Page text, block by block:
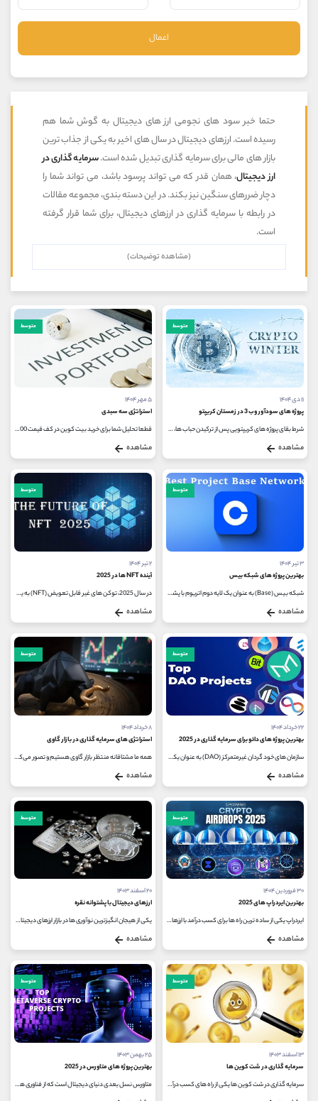
اعمال
حتما خبر سود های نجومی ارز های دیجیتال به گوش شما هم
رسیده است. ارزهای دیجیتال در سال های اخیر به یکی از جذاب ترین
بازار های مالی برای سرمایه گذاری تبدیل شده است.سرمایه گذاری در
ارز دیجیتال، همان قدر که می تواند پرسود باشد، می تواند شما را
دچار ضررهای سنگین نیز بکند. در این دسته بندی، مجموعه مقالات
در رابطه با سرمایه گذاری در ارزهای دیجیتال، برای شما قرار گرفته
است.
(مشاهده توضیحات)
متوسط
۱۱ دی ۱۴۰۴
پروژه های سودآور وب 3 در زمستان کریپتو
شرط بقای پروژه‌ های کریپتویی پس از ترکیدن حباب ‌ها، عبور از آزمون درآمدزایی واقعی است؛ جایی که روایت‌ های صرف و ارزش‌...
مشاهده
متوسط
۵ مهر ۱۴۰۴
استراتژی سه سبدی
قطعا تحلیل شما برای خرید بیت‌ کوین در کف قیمت 45000 دلاری هوشمندانه بود اما استراتژی سه سبدی را فراموش کردید. شما تمام پس...
مشاهده
متوسط
۳ تیر ۱۴۰۴
بهترین پروژه های شبکه بیس
شبکه بیس (Base) به عنوان یک لایه دوم اتریوم با پشتیبانی کوین بیس (Coinbase)، به یکی از پلتفرم ‌های جذاب در فضای دیفای (DeFi) تبدیل شده...
مشاهده
متوسط
۲ تیر ۱۴۰۴
آینده NFT ها در 2025
در سال 2025، توکن‌ های غیر قابل تعویض (NFT) به یکی از محورهای اصلی تحول در فناوری و اقتصاد دیجیتال تبدیل شده ‌اند. پس از رشد...
مشاهده
متوسط
۲۲ خرداد ۱۴۰۴
بهترین پروژه های دائو برای سرمایه گذاری در 2025
سازمان ‌های خود گردان غیرمتمرکز (DAO) به ‌عنوان یکی از پیشرفته‌ ترین نوآوری‌ های حوزه بلاک چین، تحول بزرگی در شیوه مشارکت...
مشاهده
متوسط
۸ خرداد ۱۴۰۴
استراتژی های سرمایه گذاری در بازار گاوی
همه ما مشتاقانه منتظر بازار گاوی هستیم و تصور می‌کنیم با شروع آن، حداکثر سود را به دست خواهیم آورد اما باید توجه داشت...
مشاهده
متوسط
۳۰ فروردین ۱۴۰۴
بهترین ایردراپ های 2025
ایردراپ یکی از ساده ترین راه ها برای کسب درآمد با ارزهای دیجیتال است. بسیاری از پروژه ها، ارزهای رمزنگاری شده بومی خود را به...
مشاهده
متوسط
۲۰ اسفند ۱۴۰۳
ارزهای دیجیتال با پشتوانه نقره
یکی از هیجان ‌انگیزترین نوآوری ‌ها در بازار ارزهای دیجیتال، ارزهای دیجیتال با پشتوانه نقره است که ترکیبی منحصر به...
مشاهده
متوسط
۱۳ اسفند ۱۴۰۳
سرمایه‌ گذاری در شت کوین‌ ها
سرمایه گذاری در شت کوین‌ ها یکی از راه های کسب درآمد بالا در بازار پر نوسان ارزهای دیجیتال است و رسیدن به این هدف، مستلزم...
متوسط
۲۵ بهمن ۱۴۰۳
بهترین پروژه های متاورس در 2025
متاورس نسل بعدی دنیای دیجیتال است که از فناوری ‌های واقعیت افزوده (AR) و واقعیت مجازی (VR) استفاده می‌کند تا به کاربران اجازه...
واتساپ شروع گفتگو
داخلی 104
09194198792
شروع گفتگو
@Armteam_admin_33
118
اطلاعات تماس (دفتر فروش)
بدون پیش شماره 90001030
@alireza.mehrabii
@alirezamehrabi_com
کانال بله @alirezamehrabi_official